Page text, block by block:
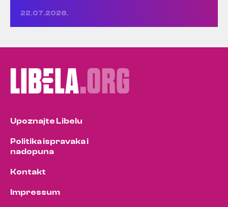
22.07.2026.
Upoznajte Libelu
Politika ispravaka i
nadopuna
Kontakt
Impressum